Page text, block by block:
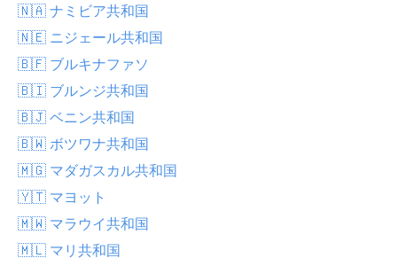
🇳🇦 ナミビア共和国
🇳🇪 ニジェール共和国
🇧🇫 ブルキナファソ
🇧🇮 ブルンジ共和国
🇧🇯 ベニン共和国
🇧🇼 ボツワナ共和国
🇲🇬 マダガスカル共和国
🇾🇹 マヨット
🇲🇼 マラウイ共和国
🇲🇱 マリ共和国